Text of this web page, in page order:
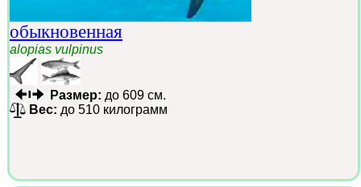
обыкновенная
alopias vulpinus
Размер: до 609 см.
Вес: до 510 килограмм